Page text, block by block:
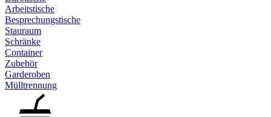
Arbeitstische
Besprechungstische
Stauraum
Schränke
Container
Zubehör
Garderoben
Mülltrennung